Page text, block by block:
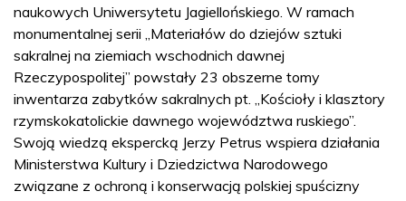
naukowych Uniwersytetu Jagiellońskiego. W ramach
monumentalnej serii „Materiałów do dziejów sztuki
sakralnej na ziemiach wschodnich dawnej
Rzeczypospolitej” powstały 23 obszerne tomy
inwentarza zabytków sakralnych pt. „Kościoły i klasztory
rzymskokatolickie dawnego województwa ruskiego”.
Swoją wiedzą ekspercką Jerzy Petrus wspiera działania
Ministerstwa Kultury i Dziedzictwa Narodowego
związane z ochroną i konserwacją polskiej spuścizny